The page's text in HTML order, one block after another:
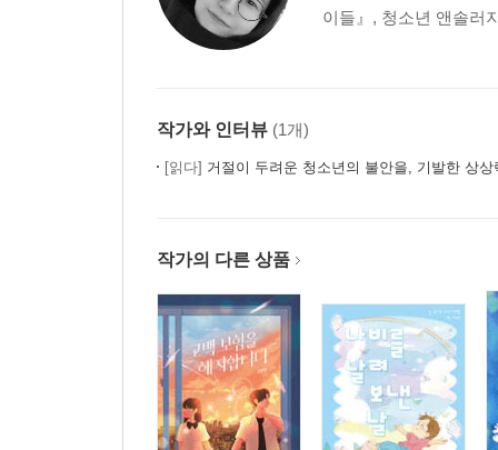
3부 처절한 아픔을 딛고
해방이 되면, 세상이 어찌 될까? 『1945, 철원』 |
평화로운 풍경 뒤에 감춰진 슬픔 『붉은 유채꽃』 |
그 여름의 늙은 소처럼 『그 여름의 덤더디』 | 박
기억의 퍼즐, 기다림의 의자 『폴란드의 비밀 양육
전쟁이 우리에게 남긴 것 『너도밤나무 아래 갈림
부드럽고 단단한 사람들 『오빠는 하우스보이』 |
4부 민주주의를 향하여
이들』, 청소년 앤솔러
작가와 인터뷰 (1개)
[읽다] 거절이 두려운 청소년의 불안을, 기발한 상상력으로
작가의 다른 상품